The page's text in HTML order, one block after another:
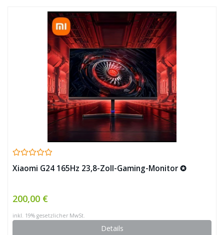
Xiaomi G24 165Hz 23,8-Zoll-Gaming-Monitor ✪
200,00 €
inkl. 19% gesetzlicher MwSt.
Details